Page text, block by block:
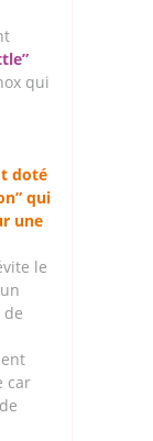
qui
doté
qui
une
le
car